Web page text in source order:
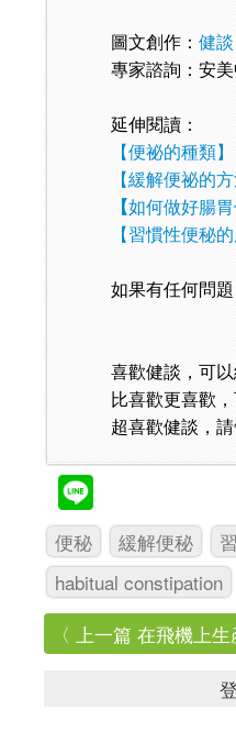
圖文創作：健談
專家諮詢：安
延伸閱讀：
【便祕的種類】
【緩解便祕的方
【如何做好腸胃
【習慣性便秘的
如果有任何問
喜歡健談，可
比喜歡更喜歡
超喜歡健談，
便秘 緩解便秘
habitual constipation
〈 上一篇 在飛機上